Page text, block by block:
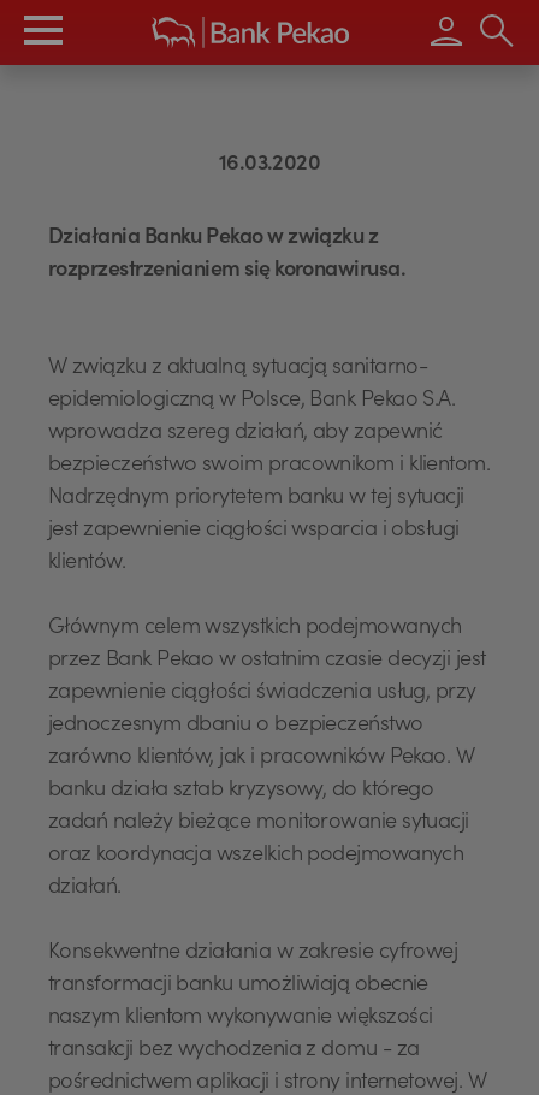
Wpisz
16.03.2020
Działania Banku Pekao w związku z
rozprzestrzenianiem się koronawirusa.
W związku z aktualną sytuacją sanitarno-
epidemiologiczną w Polsce, Bank Pekao S.A.
wprowadza szereg działań, aby zapewnić
bezpieczeństwo swoim pracownikom i klientom.
Nadrzędnym priorytetem banku w tej sytuacji
jest zapewnienie ciągłości wsparcia i obsługi
klientów.
Głównym celem wszystkich podejmowanych
przez Bank Pekao w ostatnim czasie decyzji jest
zapewnienie ciągłości świadczenia usług, przy
jednoczesnym dbaniu o bezpieczeństwo
zarówno klientów, jak i pracowników Pekao. W
banku działa sztab kryzysowy, do którego
zadań należy bieżące monitorowanie sytuacji
oraz koordynacja wszelkich podejmowanych
działań.
Konsekwentne działania w zakresie cyfrowej
transformacji banku umożliwiają obecnie
naszym klientom wykonywanie większości
transakcji bez wychodzenia z domu - za
pośrednictwem aplikacji i strony internetowej. W